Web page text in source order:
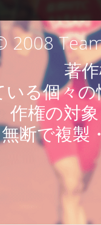
Team
著
る個々
作権の対
断で複製